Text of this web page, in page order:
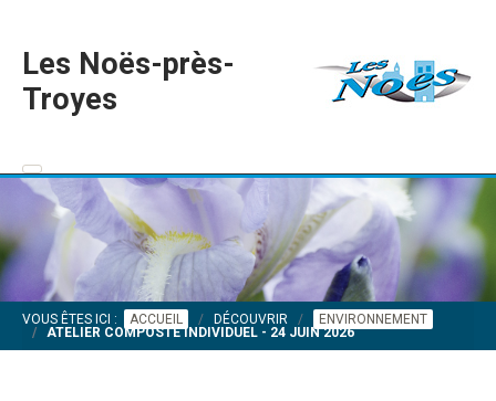
Les Noës-près-
Troyes
VOUS ÊTES ICI : ACCUEIL DÉCOUVRIR
ENVIRONNEMENT
ATELIER COMPOSTE INDIVIDUEL - 24 JUIN 2026